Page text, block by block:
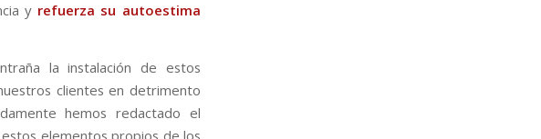
yrefuerza su autoestima
la instalación de estos
clientes en detrimento
hemos redactado el